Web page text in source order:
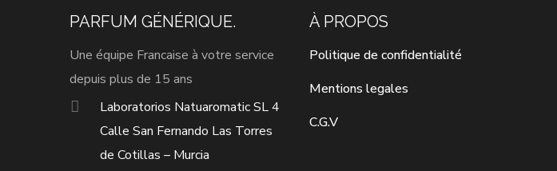
PARFUM GÉNÉRIQUE.
Une équipe Francaise à votre service
depuis plus de 15 ans
Laboratorios Natuaromatic SL 4
Calle San Fernando Las Torres
de Cotillas – Murcia
À PROPOS
Politique de confidentialité
Mentions legales
C.G.V